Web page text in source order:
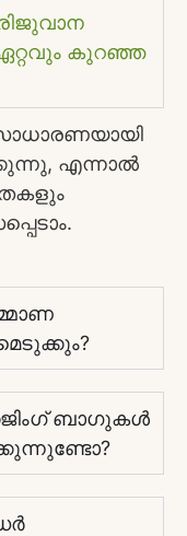
കുറഞ്ഞ
എന്നാൽ
ബാഗുകൾ